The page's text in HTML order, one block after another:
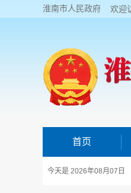
淮南市人民政府 欢迎
首页
今天是 2026年08月07日